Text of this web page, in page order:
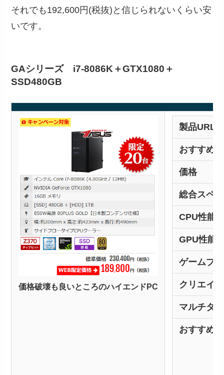
それでも192,600円(税抜)と信じられないくらい安
いです。
GAシリーズ i7-8086K＋GTX1080＋
SSD480GB
価格破壊も良いところのハイエンドPC
製品URL
おすすめ
価格
総合スペ
CPU性能
GPU性能
ゲームプ
クリエイ
マルチタ
おすすめ